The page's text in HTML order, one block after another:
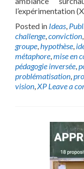
l’expérimentation
Posted in Ideas,
challenge,conviction,
groupe,hypothèse,
métaphore,mise en
pédagogie inversée,
problématisation,
vision,XP Leave a